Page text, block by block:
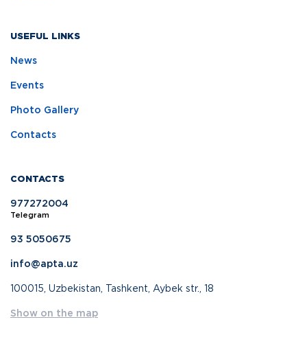
USEFUL LINKS
News
Events
Photo Gallery
Contacts
CONTACTS
977272004
Telegram
93 5050675
info@apta.uz
100015, Uzbekistan, Tashkent, Aybek str., 18
Show on the map